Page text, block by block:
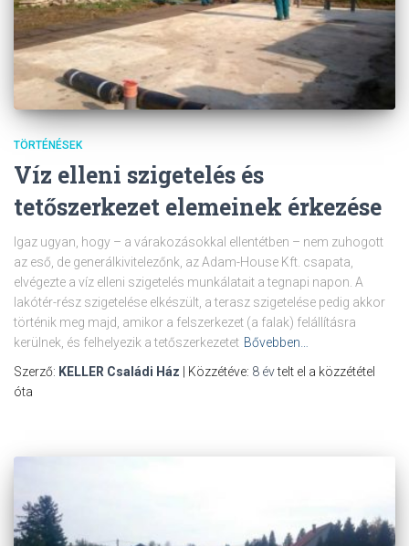
TÖRTÉNÉSEK
Víz elleni szigetelés és
tetőszerkezet elemeinek érkezése
Igaz ugyan, hogy – a várakozásokkal ellentétben – nem zuhogott
az eső, de generálkivitelezőnk, az Adam-House Kft. csapata,
elvégezte a víz elleni szigetelés munkálatait a tegnapi napon. A
lakótér-rész szigetelése elkészült, a terasz szigetelése pedig akkor
történik meg majd, amikor a felszerkezet (a falak) felállításra
kerülnek, és felhelyezik a tetőszerkezetet Bővebben…
Szerző: KELLER Családi Ház | Közzétéve: 8 évtelt el a közzététel
óta